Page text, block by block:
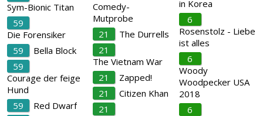
Sym-Bionic Titan
59
Die Forensiker
59
Bella Block
59
Courage der feige
Hund
59
Red Dwarf
Comedy-
Mutprobe
21
The Durrells
21
The Vietnam War
21
Zapped!
21
Citizen Khan
21
in Korea
6
Rosenstolz - Liebe
ist alles
6
Woody
Woodpecker USA
2018
6